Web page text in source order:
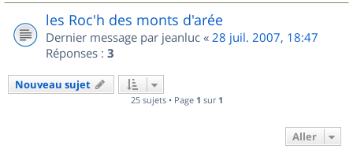
les Roc'h des monts d'arée
Dernier message par jeanluc « 28 juil. 2007, 18:47
Réponses : 3
Nouveau sujet
25 sujets • Page 1 sur 1
Aller